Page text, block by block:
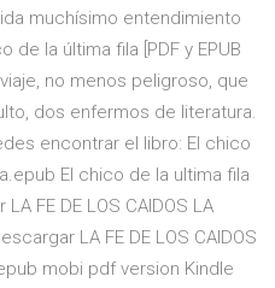
muchísimo entendimiento
la última fila [PDF y EPUB
no menos peligroso, que
dos enfermos de literatura.
encontrar el libro: El chico
El chico de la ultima fila
FE DE LOS CAIDOS LA
LA FE DE LOS CAIDOS
epub mobi pdf version Kindle